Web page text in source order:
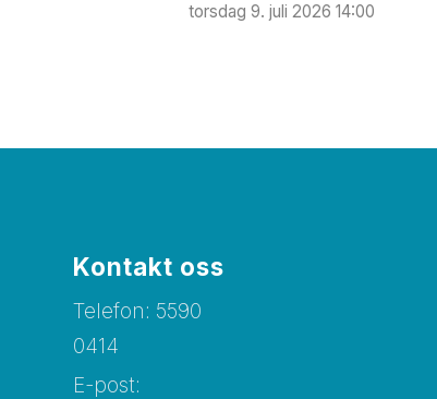
torsdag 9. juli 2026 14:00
Kontakt oss
Telefon: 5590
0414
E-post: